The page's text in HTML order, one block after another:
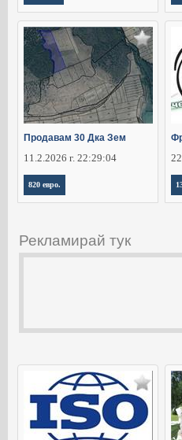
Продавам 30 Дка Зем
11.2.2026 г. 22:29:04
820 евро.
Рекламирай тук